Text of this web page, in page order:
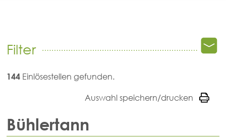
Filter
144 Einlösestellen gefunden.
Auswahl speichern/drucken
Bühlertann